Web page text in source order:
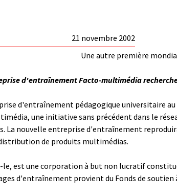
21 novembre 2002
Une autre première
d'entraînement Facto-multimédia
d'entraînement pédagogique universitaire
une initiative sans précédent dans le
La nouvelle entreprise d'entraînement
de produits multimédias.
est une corporation à but non lucratif
d'entraînement provient du Fonds de